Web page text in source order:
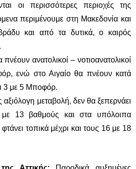
οι περισσότερες περιοχές της
περιμένουμε στη Μακεδονία και
και από τα δυτικά, ο καιρός
ανατολικοί – νοτιοανατολικοί
ενώ στο Αιγαίο θα πνέουν κατά
3 με 5 Μποφόρ.
αξιόλογη μεταβολή, δεν θα ξεπερνάει
13 βαθμούς και στα υπόλοιπα
τοπικά μέχρι και τους 16 με 18